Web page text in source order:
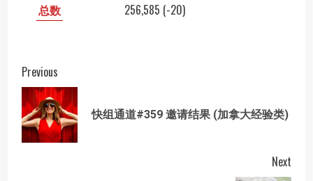
总数
256,585 (-20)
Post
navigation
Previous
快组通道#359 邀请结果 (加拿大经验类)
Next